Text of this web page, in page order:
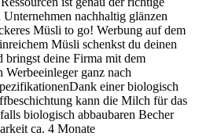
nachhaltig glänzen
Müsli to go! Werbung auf dem
Müsli schenkst du deinen
bringst deine Firma mit dem
ganz nach
einer biologisch
kann die Milch für das
biologisch abbaubaren Becher
ca. 4 Monate